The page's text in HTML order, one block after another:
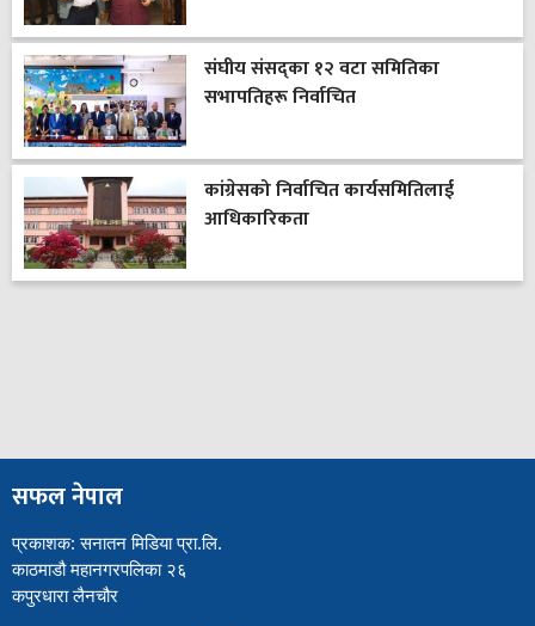
संघीय संसद्का १२ वटा समितिका
सभापतिहरू निर्वाचित
कांग्रेसको निर्वाचित कार्यसमितिलाई
आधिकारिकता
सफल नेपाल
प्रकाशक: सनातन मिडिया प्रा.लि.
काठमाडौ महानगरपलिका २६
कपुरधारा लैनचौर